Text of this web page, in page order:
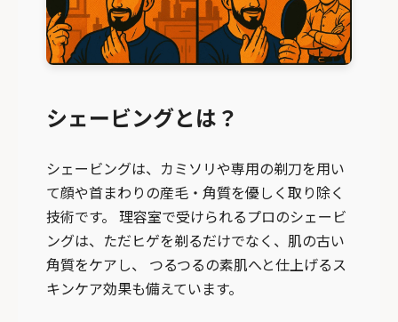
シェービングとは？
シェービングは、カミソリや専用の剃刀を用い
て顔や首まわりの産毛・角質を優しく取り除く
技術です。 理容室で受けられるプロのシェービ
ングは、ただヒゲを剃るだけでなく、肌の古い
角質をケアし、 つるつるの素肌へと仕上げるス
キンケア効果も備えています。